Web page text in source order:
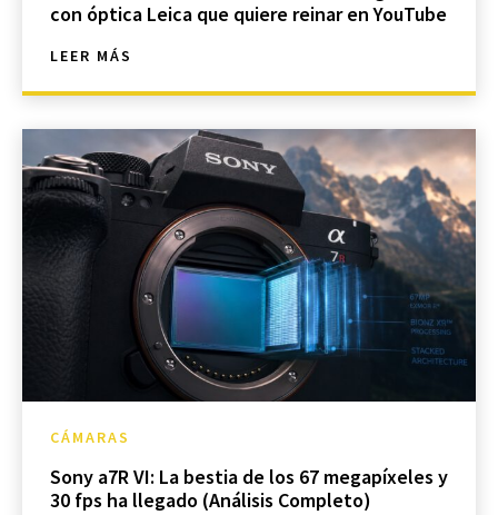
con óptica Leica que quiere reinar en YouTube
LEER MÁS
CÁMARAS
Sony a7R VI: La bestia de los 67 megapíxeles y
30 fps ha llegado (Análisis Completo)